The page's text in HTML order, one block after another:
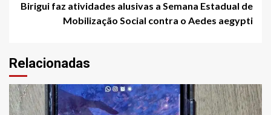
Birigui faz atividades alusivas a Semana Estadual de
Mobilização Social contra o Aedes aegypti
Relacionadas